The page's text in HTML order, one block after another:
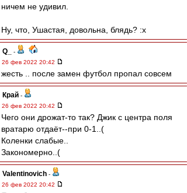
ничем не удивил.
Ну, что, Ушастая, довольна, блядь? :x
Q_
-
26 фев 2022 20:42
жесть .. после замен футбол пропал совсем
Край -
26 фев 2022 20:42
Чего они дрожат-то так? Джик с центра поля
вратарю отдаёт--при 0-1..(
Коленки слабые..
Закономерно..(
Valentinovich -
26 фев 2022 20:42